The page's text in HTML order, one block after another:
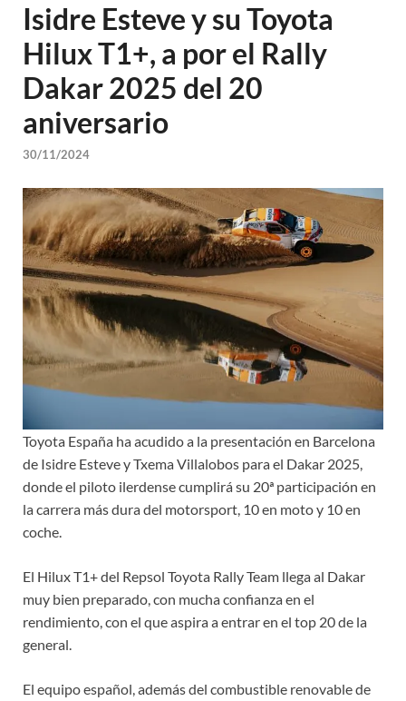
Isidre Esteve y su Toyota
Hilux T1+, a por el Rally
Dakar 2025 del 20
aniversario
30/11/2024
Toyota España ha acudido a la presentación en Barcelona
de Isidre Esteve y Txema Villalobos para el Dakar 2025,
donde el piloto ilerdense cumplirá su 20ª participación en
la carrera más dura del motorsport, 10 en moto y 10 en
coche.
El Hilux T1+ del Repsol Toyota Rally Team llega al Dakar
muy bien preparado, con mucha confianza en el
rendimiento, con el que aspira a entrar en el top 20 de la
general.
El equipo español, además del combustible renovable de